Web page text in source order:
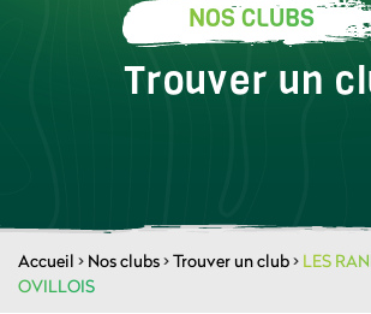
NOS CLUBS
Trouver un
Accueil > Nos clubs>Trouver un club> LES
OVILLOIS